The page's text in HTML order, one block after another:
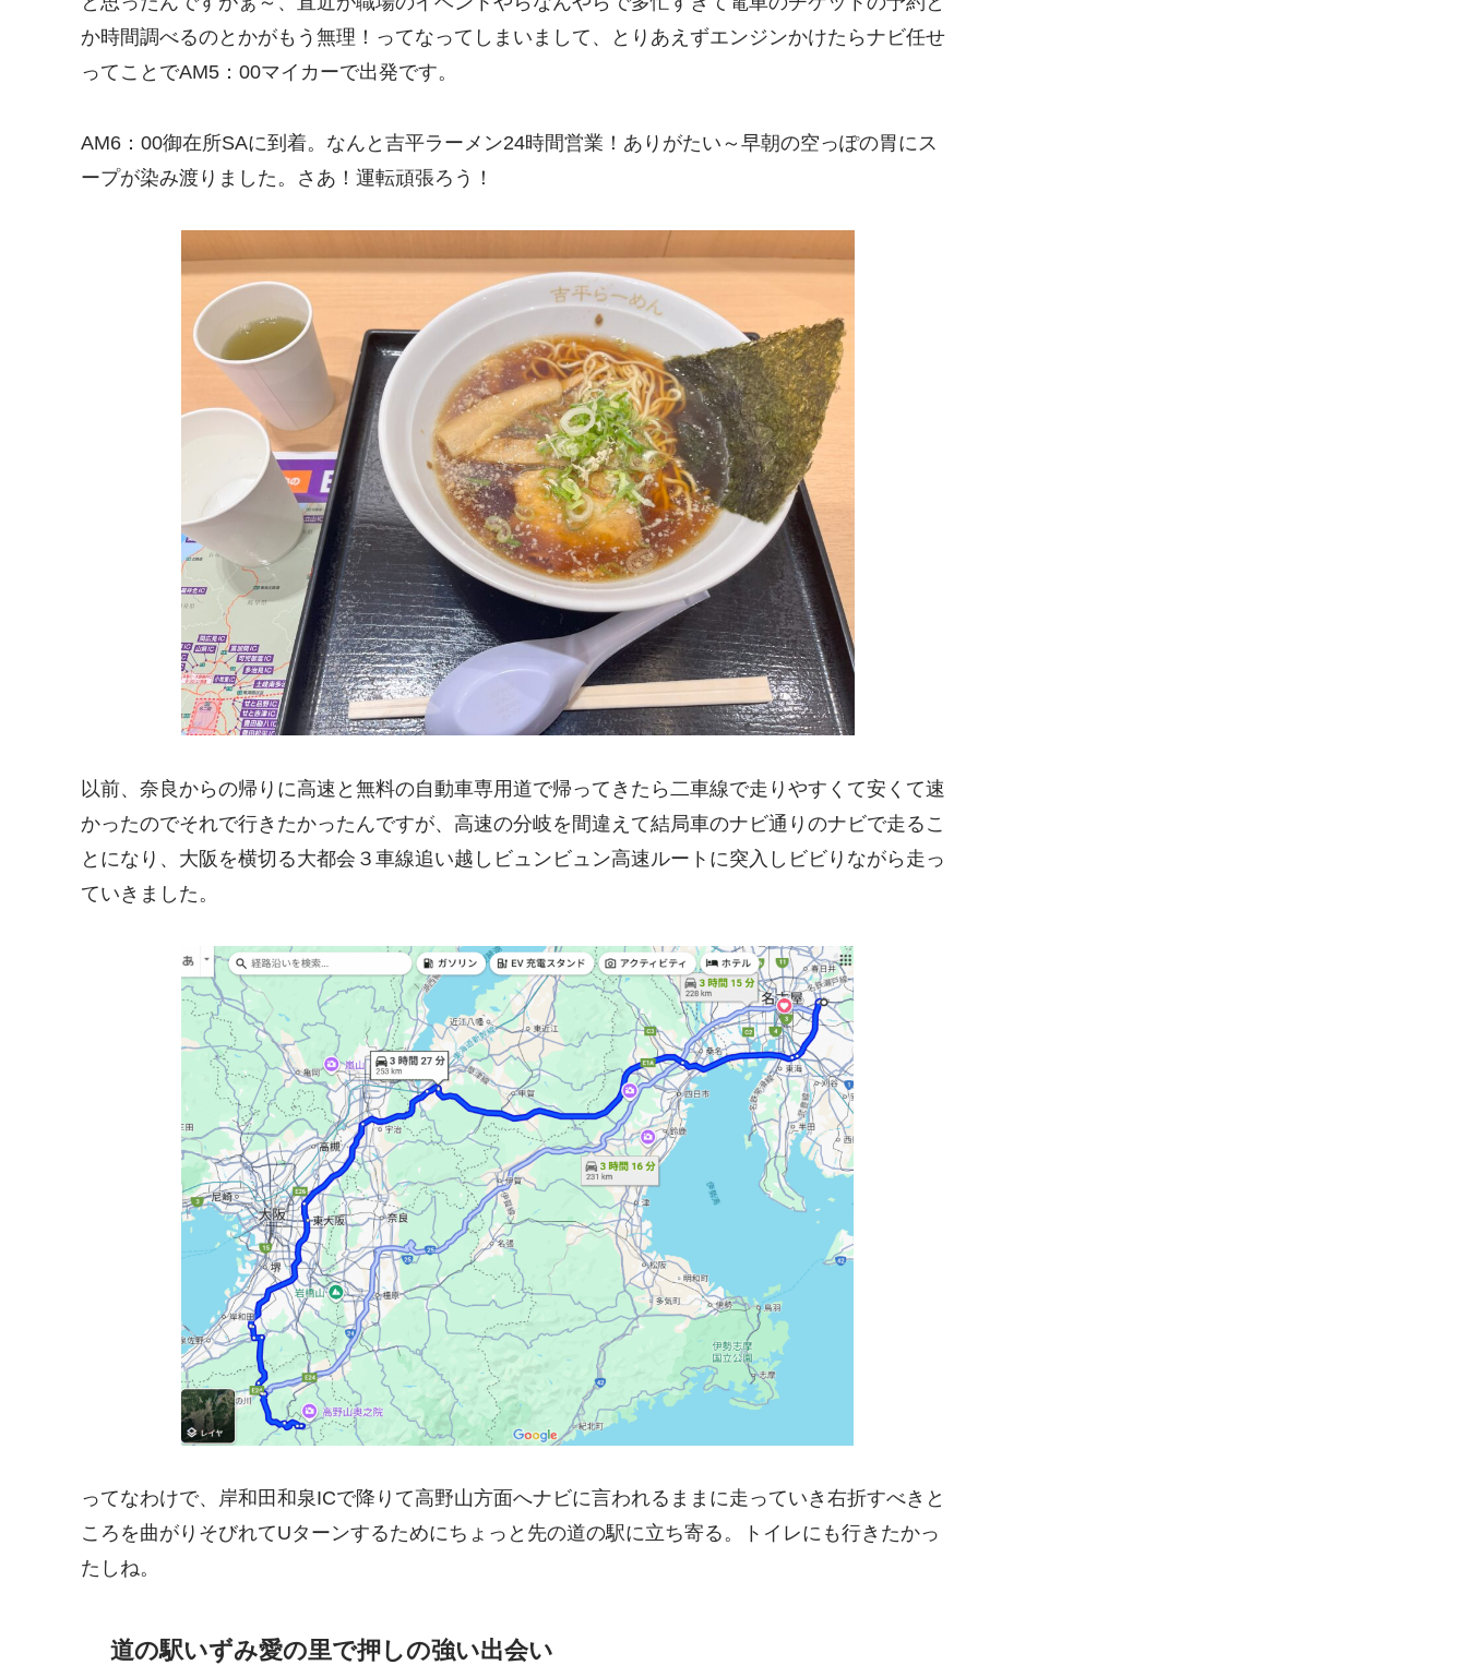
か時間調べるのとかがもう無理！ってなってしまいまして、とりあえずエンジンかけたらナビ任せ
ってことでAM5：00マイカーで出発です。
AM6：00御在所SAに到着。なんと吉平ラーメン24時間営業！ありがたい～早朝の空っぽの胃にス
ープが染み渡りました。さあ！運転頑張ろう！
以前、奈良からの帰りに高速と無料の自動車専用道で帰ってきたら二車線で走りやすくて安くて速
かったのでそれで行きたかったんですが、高速の分岐を間違えて結局車のナビ通りのナビで走るこ
とになり、大阪を横切る大都会３車線追い越しビュンビュン高速ルートに突入しビビりながら走っ
ていきました。
ってなわけで、岸和田和泉ICで降りて高野山方面へナビに言われるままに走っていき右折すべきと
ころを曲がりそびれてUターンするためにちょっと先の道の駅に立ち寄る。トイレにも行きたかっ
たしね。
道の駅いずみ愛の里で押しの強い出会い